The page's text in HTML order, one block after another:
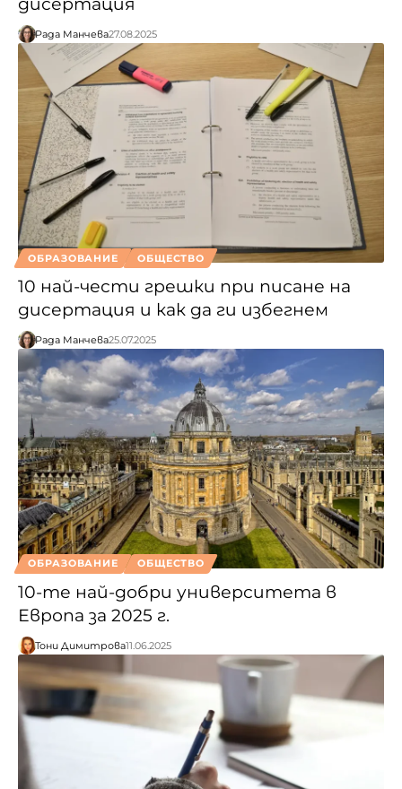
дисертация
Рада Манчева27.08.2025
ОБРАЗОВАНИЕ ОБЩЕСТВО
10 най-чести грешки при писане на
дисертация и как да ги избегнем
Рада Манчева25.07.2025
ОБРАЗОВАНИЕ ОБЩЕСТВО
10-те най-добри университета в
Европа за 2025 г.
Тони Димитрова11.06.2025